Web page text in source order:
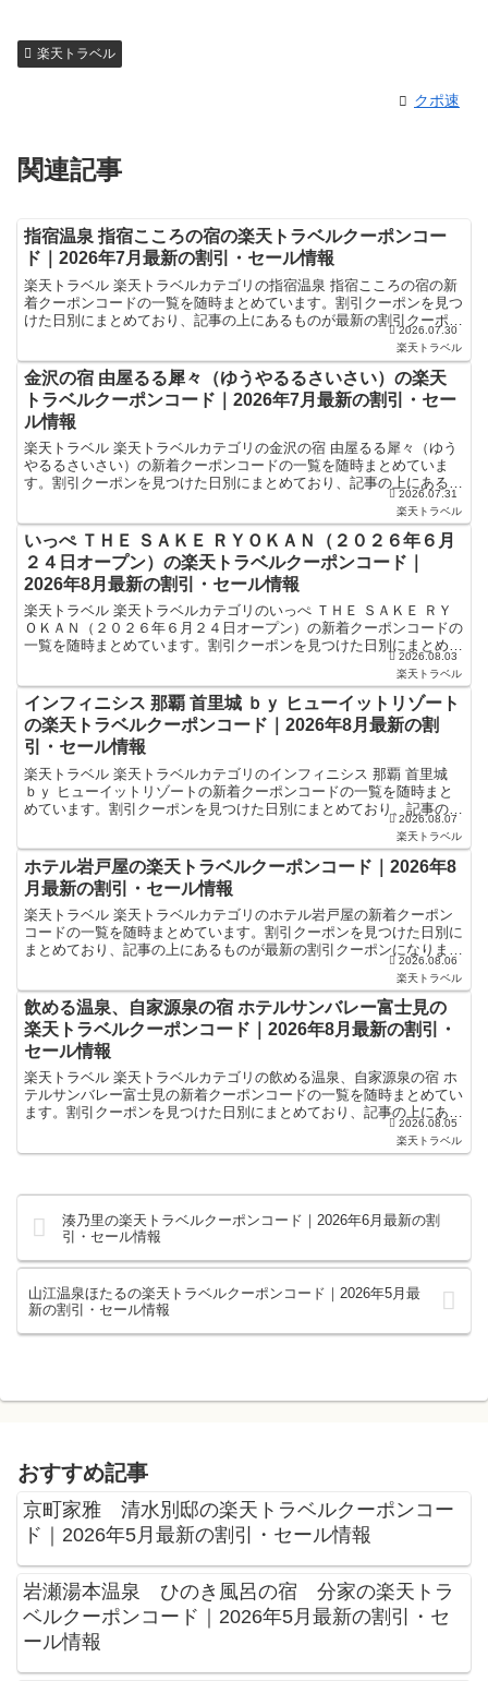
楽天トラベル
クポ速
関連記事
指宿温泉 指宿こころの宿の楽天トラベルクーポンコー
ド｜2026年7月最新の割引・セール情報
楽天トラベル 楽天トラベルカテゴリの指宿温泉 指宿こころの宿の新
着クーポンコードの一覧を随時まとめています。割引クーポンを見つ
けた日別にまとめており、記事の上にあるものが最新の割引クーポン
になります。ホテル・旅館宿泊の予約などで使えるクーポ...2026.07.30
楽天トラベル
金沢の宿 由屋るる犀々（ゆうやるるさいさい）の楽天
トラベルクーポンコード｜2026年7月最新の割引・セー
ル情報
楽天トラベル 楽天トラベルカテゴリの金沢の宿 由屋るる犀々（ゆう
やるるさいさい）の新着クーポンコードの一覧を随時まとめていま
す。割引クーポンを見つけた日別にまとめており、記事の上にあるも
のが最新の割引クーポンになります。ホテル・旅館宿泊の予...2026.07.31
楽天トラベル
いっぺ ＴＨＥ ＳＡＫＥ ＲＹＯＫＡＮ（２０２６年６月
２４日オープン）の楽天トラベルクーポンコード｜
2026年8月最新の割引・セール情報
楽天トラベル 楽天トラベルカテゴリのいっぺ ＴＨＥ ＳＡＫＥ ＲＹ
ＯＫＡＮ（２０２６年６月２４日オープン）の新着クーポンコードの
一覧を随時まとめています。割引クーポンを見つけた日別にまとめて
おり、記事の上にあるものが最新の割引クーポンになり...
2026.08.03
楽天トラベル
インフィニシス 那覇 首里城 ｂｙ ヒューイットリゾート
の楽天トラベルクーポンコード｜2026年8月最新の割
引・セール情報
楽天トラベル 楽天トラベルカテゴリのインフィニシス 那覇 首里城
ｂｙ ヒューイットリゾートの新着クーポンコードの一覧を随時まと
めています。割引クーポンを見つけた日別にまとめており、記事の上
にあるものが最新の割引クーポンになります。ホテル・...
2026.08.07
楽天トラベル
ホテル岩戸屋の楽天トラベルクーポンコード｜2026年8
月最新の割引・セール情報
楽天トラベル 楽天トラベルカテゴリのホテル岩戸屋の新着クーポン
コードの一覧を随時まとめています。割引クーポンを見つけた日別に
まとめており、記事の上にあるものが最新の割引クーポンになりま
す。ホテル・旅館宿泊の予約などで使えるクーポンやセール・...
2026.08.06
楽天トラベル
飲める温泉、自家源泉の宿 ホテルサンバレー富士見の
楽天トラベルクーポンコード｜2026年8月最新の割引・
セール情報
楽天トラベル 楽天トラベルカテゴリの飲める温泉、自家源泉の宿 ホ
テルサンバレー富士見の新着クーポンコードの一覧を随時まとめてい
ます。割引クーポンを見つけた日別にまとめており、記事の上にある
ものが最新の割引クーポンになります。ホテル・旅館宿泊...2026.08.05
楽天トラベル
湊乃里の楽天トラベルクーポンコード｜2026年6月最新の割
引・セール情報
山江温泉ほたるの楽天トラベルクーポンコード｜2026年5月最
新の割引・セール情報
おすすめ記事
京町家雅 清水別邸の楽天トラベルクーポンコー
ド｜2026年5月最新の割引・セール情報
岩瀬湯本温泉 ひのき風呂の宿 分家の楽天トラ
ベルクーポンコード｜2026年5月最新の割引・セ
ール情報